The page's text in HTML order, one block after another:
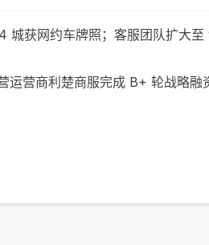
城获网约车牌照；客服团队扩大
运营商利楚商服完成 B+ 轮战略融